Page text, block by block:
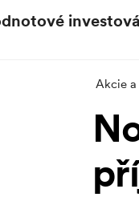
Akcie